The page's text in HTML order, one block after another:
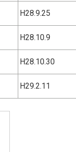
H28.9.25
H28.10.9
H28.10.30
H29.2.11